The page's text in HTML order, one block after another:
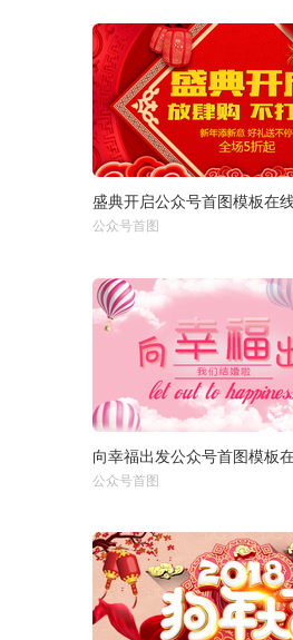
选择尺寸： 1920px
公众号首图
选择尺寸： 1920px
公众号首图